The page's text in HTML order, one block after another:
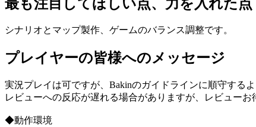
最も注目してほしい点、力を入れた点
シナリオとマップ製作、ゲームのバランス調整です。
プレイヤーの皆様へのメッセージ
実況プレイは可ですが、Bakinのガイドラインに順守する
レビューへの反応が遅れる場合がありますが、レビューお
◆動作環境